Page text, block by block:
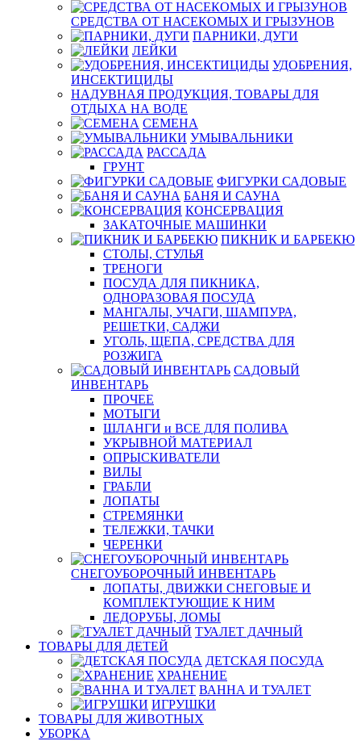
СРЕДСТВА ОТ НАСЕКОМЫХ И ГРЫЗУНОВ
ПАРНИКИ, ДУГИ
ЛЕЙКИ
УДОБРЕНИЯ,
ИНСЕКТИЦИДЫ
НАДУВНАЯ ПРОДУКЦИЯ, ТОВАРЫ ДЛЯ
ОТДЫХА НА ВОДЕ
СЕМЕНА
УМЫВАЛЬНИКИ
РАССАДА
ГРУНТ
ФИГУРКИ САДОВЫЕ
БАНЯ И САУНА
КОНСЕРВАЦИЯ
ЗАКАТОЧНЫЕ МАШИНКИ
ПИКНИК И БАРБЕКЮ
СТОЛЫ, СТУЛЬЯ
ТРЕНОГИ
ПОСУДА ДЛЯ ПИКНИКА,
ОДНОРАЗОВАЯ ПОСУДА
МАНГАЛЫ, УЧАГИ, ШАМПУРА,
РЕШЕТКИ, САДЖИ
УГОЛЬ, ЩЕПА, СРЕДСТВА ДЛЯ
РОЗЖИГА
САДОВЫЙ
ИНВЕНТАРЬ
ПРОЧЕЕ
МОТЫГИ
ШЛАНГИ и ВСЕ ДЛЯ ПОЛИВА
УКРЫВНОЙ МАТЕРИАЛ
ОПРЫСКИВАТЕЛИ
ВИЛЫ
ГРАБЛИ
ЛОПАТЫ
СТРЕМЯНКИ
ТЕЛЕЖКИ, ТАЧКИ
ЧЕРЕНКИ
СНЕГОУБОРОЧНЫЙ ИНВЕНТАРЬ
ЛОПАТЫ, ДВИЖКИ СНЕГОВЫЕ И
КОМПЛЕКТУЮЩИЕ К НИМ
ЛЕДОРУБЫ, ЛОМЫ
ТУАЛЕТ ДАЧНЫЙ
ТОВАРЫ ДЛЯ ДЕТЕЙ
ДЕТСКАЯ ПОСУДА
ХРАНЕНИЕ
ВАННА И ТУАЛЕТ
ИГРУШКИ
ТОВАРЫ ДЛЯ ЖИВОТНЫХ
УБОРКА